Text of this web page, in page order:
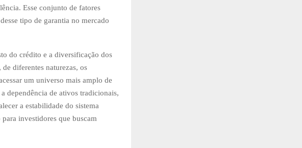
Esse conjunto de fatores
tipo de garantia no mercado
do crédito e a diversificação dos
diferentes naturezas, os
um universo mais amplo de
dependência de ativos tradicionais,
a estabilidade do sistema
investidores que buscam